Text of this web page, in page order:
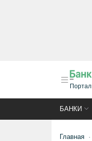
БАНКИ
Главная